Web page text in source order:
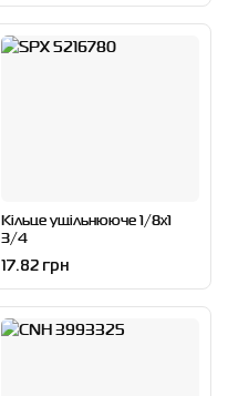
Кільце ущільнююче 1/8x1
3/4
17.82 грн